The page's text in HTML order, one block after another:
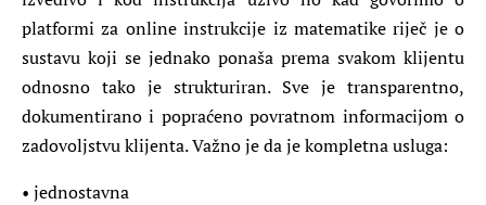
platformi za online instrukcije iz matematike riječ je o
sustavu koji se jednako ponaša prema svakom klijentu
odnosno tako je strukturiran. Sve je transparentno,
dokumentirano i popraćeno povratnom informacijom o
zadovoljstvu klijenta. Važno je da je kompletna usluga:
• jednostavna